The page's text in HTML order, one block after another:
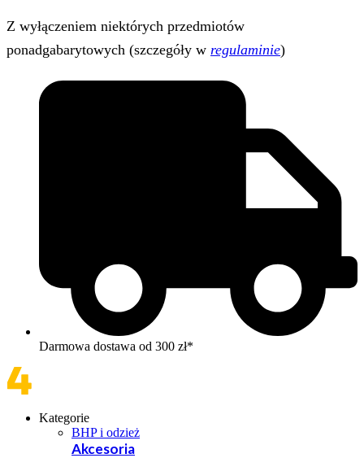
Z wyłączeniem niektórych przedmiotów
ponadgabarytowych (szczegóły w regulaminie)
Darmowa dostawa od 300 zł*
Kategorie
BHP i odzież
Akcesoria